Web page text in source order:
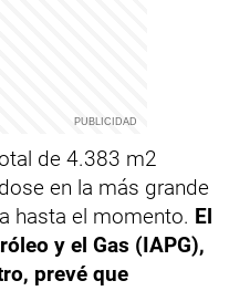
de 4.383 m2
en la más grande
hasta el momento. El
y el Gas (IAPG),
prevé que